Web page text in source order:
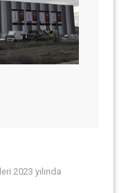
2023 yılında